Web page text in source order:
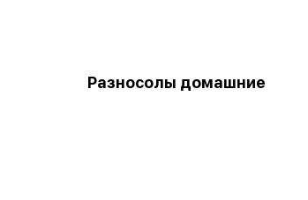
Разносолы домашние